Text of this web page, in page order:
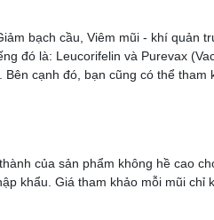
bạch cầu, Viêm mũi - khí quản
đó là: Leucorifelin và Purevax
cạnh đó, bạn cũng có thể tham
của sản phẩm không hề cao
khẩu. Giá tham khảo mỗi mũi chỉ